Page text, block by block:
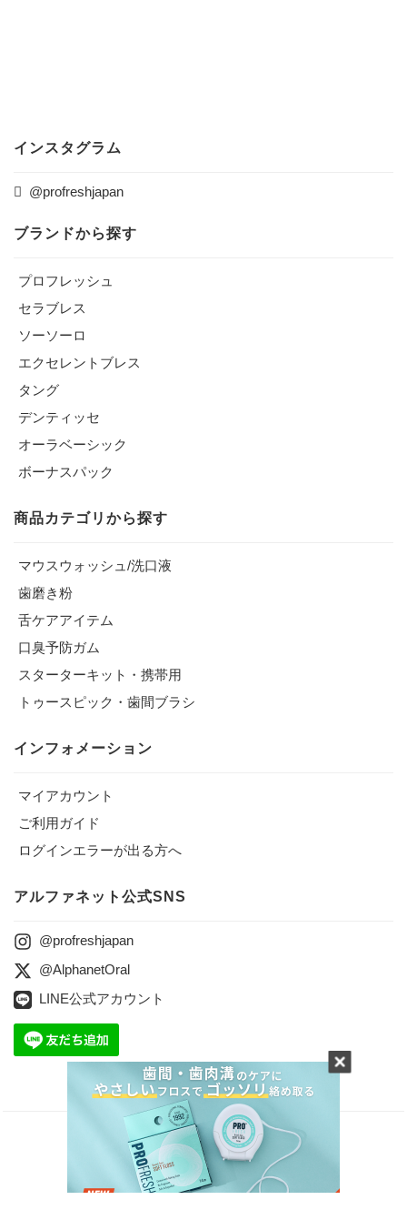
インスタグラム
@profreshjapan
ブランドから探す
プロフレッシュ
セラブレス
ソーソーロ
エクセレントブレス
タング
デンティッセ
オーラベーシック
ボーナスパック
商品カテゴリから探す
マウスウォッシュ/洗口液
歯磨き粉
舌ケアアイテム
口臭予防ガム
スターターキット・携帯用
トゥースピック・歯間ブラシ
インフォメーション
マイアカウント
ご利用ガイド
ログインエラーが出る方へ
アルファネット公式SNS
@profreshjapan
@AlphanetOral
LINE公式アカウント
会社案内
プライバシーポリシー
特定商取引に関する法律に基づく表記
お問合せ